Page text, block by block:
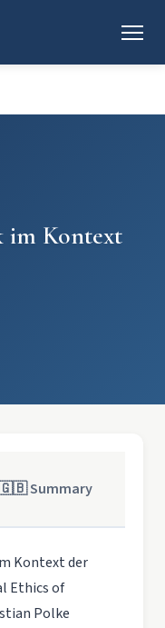
im Kontext
Summary
Kontext der
Ethics of
Polke